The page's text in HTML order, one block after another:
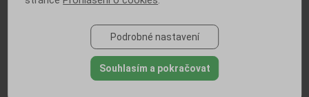
na druhém nebo třetím, nejedná se o
celozrnný výrobek. Vícezrnné pečivo musí
obsahovat minimálně 5 % mouky z jiných
obilovin než pšenice nebo žito a proto
nemusí být celozrnné. Grahamové pečivo se
vyrábí ze směsi pšeničné hladké mouky a
Podrobné nastavení
Souhlasím a pokračovat